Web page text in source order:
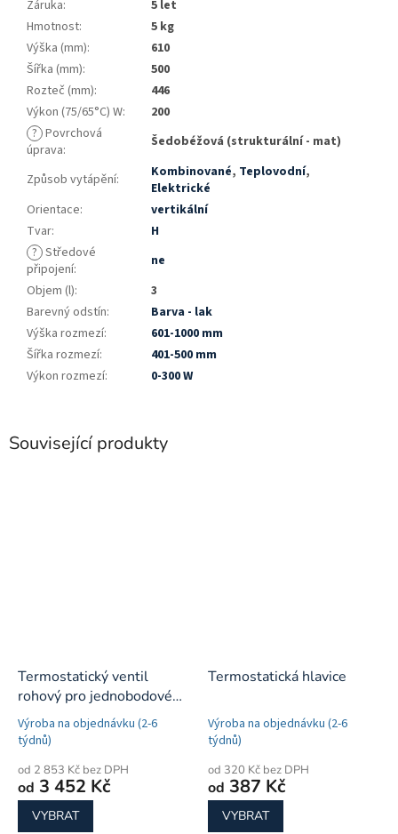
Související produkty
Termostatický ventil
rohový pro jednobodové
připojení
Výroba na objednávku (2-6
týdnů)
od 2 853 Kč bez DPH
od 3 452 Kč
VYBRAT
Termostatická hlavice
Výroba na objednávku (2-6
týdnů)
od 320 Kč bez DPH
od 387 Kč
VYBRAT
Záruka:
5 let
Hmotnost:
5 kg
Výška (mm):
610
Šířka (mm):
500
Rozteč (mm):
446
Výkon (75/65°C) W:
200
? Povrchová
úprava: Šedobéžová (strukturální - mat)
Způsob vytápění: Kombinované, Teplovodní,
Elektrické
Orientace:
vertikální
Tvar:
H
? Středové
připojení:
ne
Objem (l):
3
Barevný odstín:
Barva - lak
Výška rozmezí:
601-1000 mm
Šířka rozmezí:
401-500 mm
Výkon rozmezí: 0-300 W